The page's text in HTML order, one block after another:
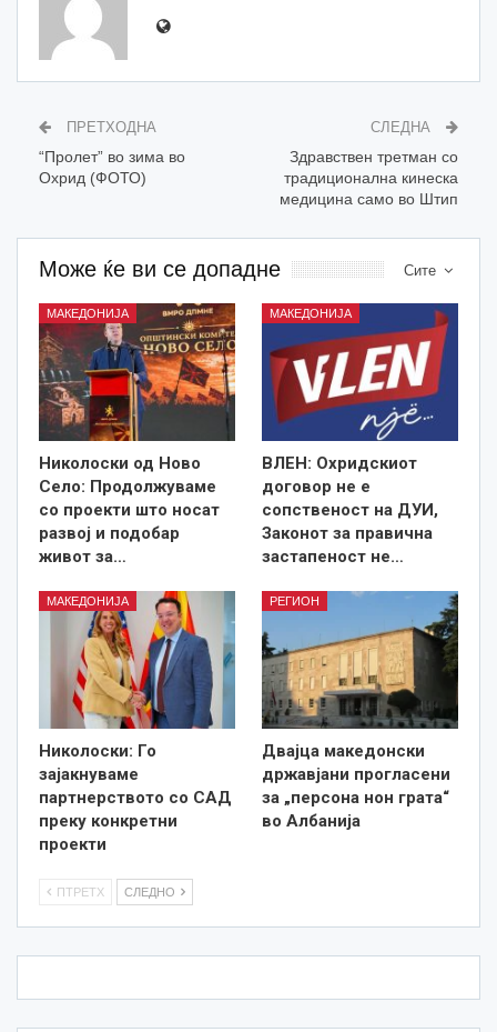
ПРЕТХОДНА
“Пролет” во зима во
Охрид (ФОТО)
СЛЕДНА
Здравствен третман со
традиционална кинеска
медицина само во Штип
Сите
Може ќе ви се допадне
МАКЕДОНИЈА
Николоски од Ново
Село: Продолжуваме
со проекти што носат
развој и подобар
живот за…
МАКЕДОНИЈА
ВЛЕН: Охридскиот
договор не е
сопственост на ДУИ,
Законот за правична
застапеност не…
МАКЕДОНИЈА
Николоски: Го
зајакнуваме
партнерството со САД
преку конкретни
проекти
РЕГИОН
Двајца македонски
државјани прогласени
за „персона нон грата“
во Албанија
ПТРЕТХ СЛЕДНО